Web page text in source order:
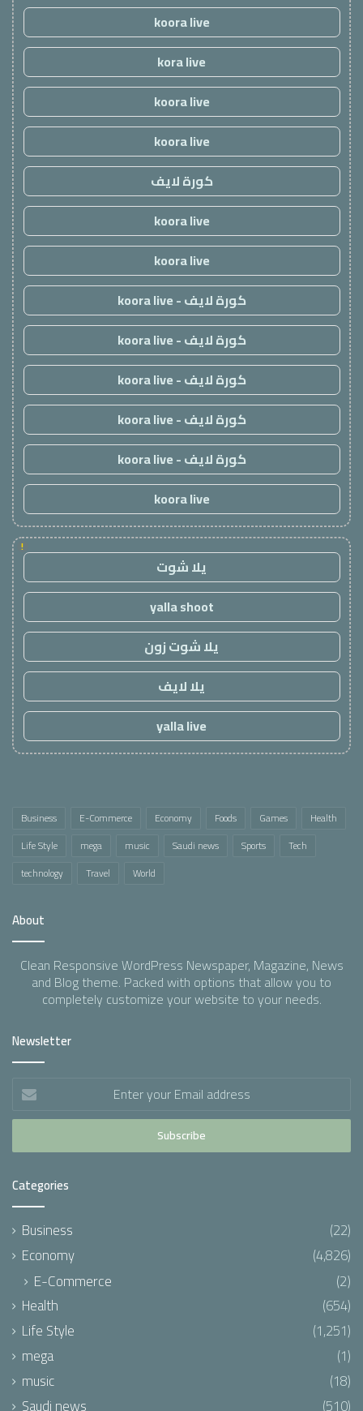
koora live
kora live
koora live
koora live
كورة لايف
koora live
koora live
كورة لايف - koora live
كورة لايف - koora live
كورة لايف - koora live
كورة لايف - koora live
كورة لايف - koora live
koora live
!
يلا شوت
yalla shoot
يلا شوت زون
يلا لايف
yalla live
Business E-Commerce Economy Foods Games
Health
Life Style
mega music Saudi news Sports
Tech
technology
Travel World
About
Clean Responsive WordPress Newspaper, Magazine, News
and Blog theme. Packed with options that allow you to
completely customize your website to your needs.
Newsletter
Enter
your
Email
Categories
Business
(22)
Economy
(4,826)
E-Commerce (2)
Health
(654)
Life Style
(1,251)
mega
(1)
music
(18)
Saudi news
(510)